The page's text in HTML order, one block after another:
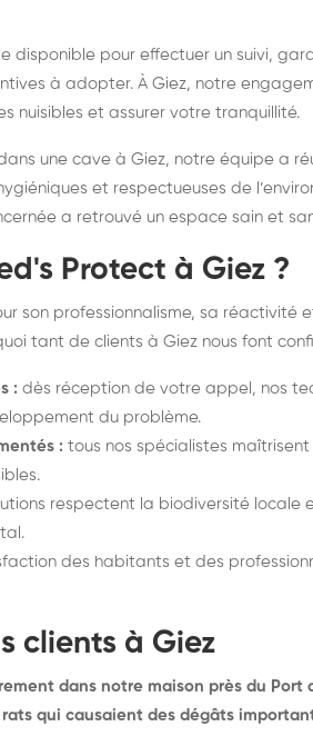
disponible pour effectuer un suivi,
à adopter. À Giez, notre
nuisibles et assurer votre tranquillité.
une cave à Giez, notre équipe a
et respectueuses de
a retrouvé un espace sain et
Protect à Giez ?
son professionnalisme, sa réactivité
tant de clients à Giez nous font
: dès réception de votre appel, nos
du problème.
: tous nos spécialistes
respectent la biodiversité locale
des habitants et des
clients à Giez
dans notre maison près du Port
qui causaient des dégâts